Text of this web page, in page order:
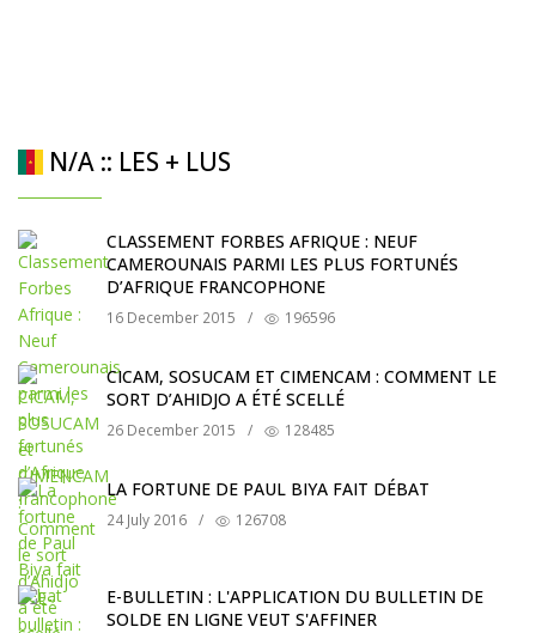
N/A :: LES + LUS
CLASSEMENT FORBES AFRIQUE : NEUF
CAMEROUNAIS PARMI LES PLUS FORTUNÉS
D’AFRIQUE FRANCOPHONE
16 December 2015 / 196596
CICAM, SOSUCAM ET CIMENCAM : COMMENT LE
SORT D’AHIDJO A ÉTÉ SCELLÉ
26 December 2015 / 128485
LA FORTUNE DE PAUL BIYA FAIT DÉBAT
24 July 2016 / 126708
E-BULLETIN : L'APPLICATION DU BULLETIN DE
SOLDE EN LIGNE VEUT S'AFFINER